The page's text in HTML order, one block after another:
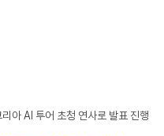
아 AI 투어 초청 연사로 발표 진행